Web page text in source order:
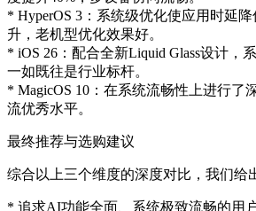
* HyperOS 3：系统级优化使应用时延
升，老机型优化效果好。
* iOS 26：配合全新Liquid Glass设计，
一如既往是行业标杆。
* MagicOS 10：在系统流畅性上进行了
流优秀水平。
最终推荐与选购建议
综合以上三个维度的深度对比，我们给
* 追求AI功能全面、系统极致流畅的用